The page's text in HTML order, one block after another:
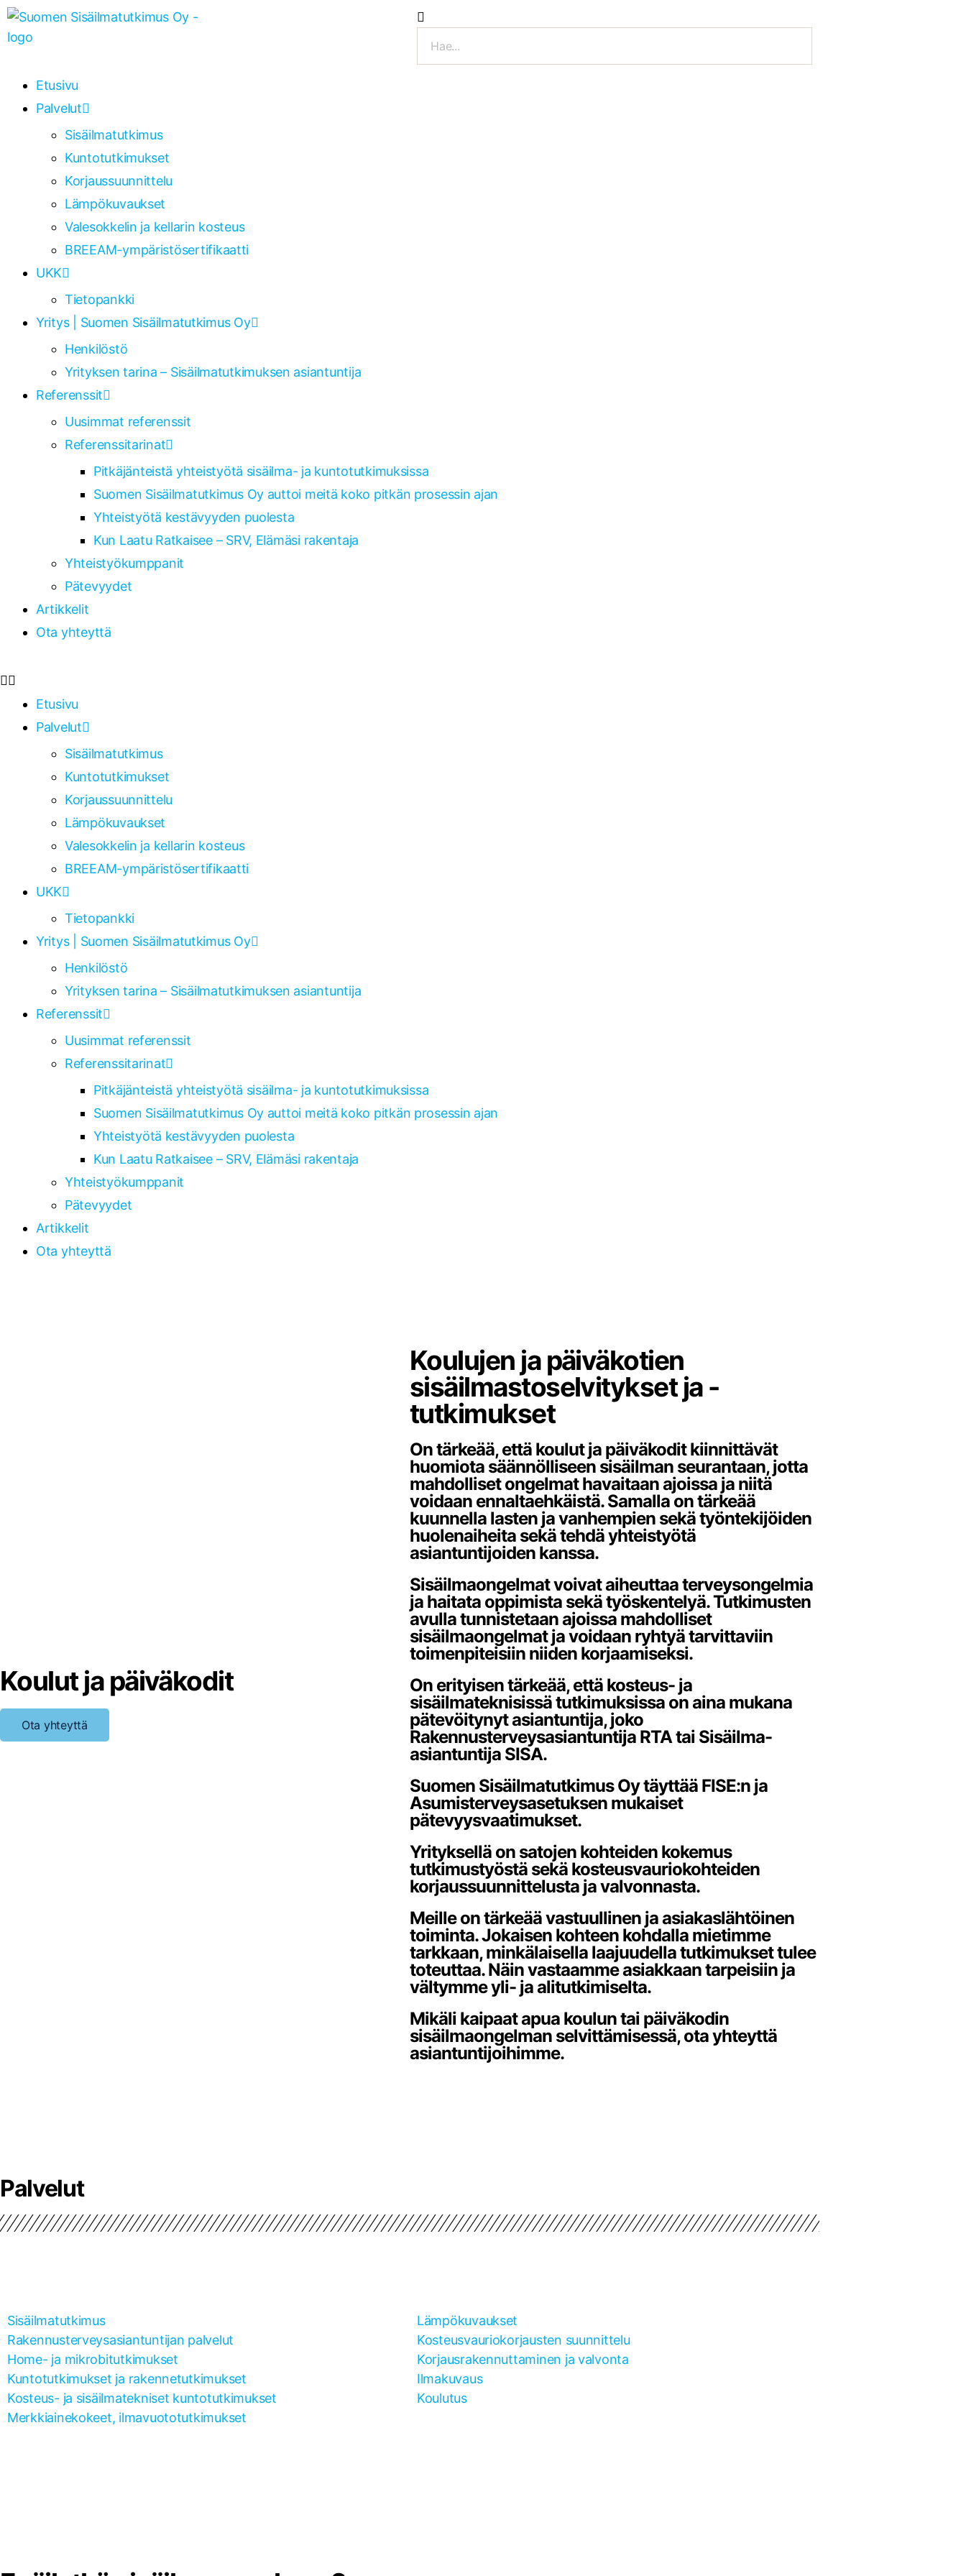
Etusivu
Palvelut
Sisäilmatutkimus
Kuntotutkimukset
Korjaussuunnittelu
Lämpökuvaukset
Valesokkelin ja kellarin kosteus
BREEAM-ympäristösertifikaatti
UKK
Tietopankki
Yritys | Suomen Sisäilmatutkimus Oy
Henkilöstö
Yrityksen tarina – Sisäilmatutkimuksen asiantuntija
Referenssit
Uusimmat referenssit
Referenssitarinat
Pitkäjänteistä yhteistyötä sisäilma- ja kuntotutkimuksissa
Suomen Sisäilmatutkimus Oy auttoi meitä koko pitkän prosessin ajan
Yhteistyötä kestävyyden puolesta
Kun Laatu Ratkaisee – SRV, Elämäsi rakentaja
Yhteistyökumppanit
Pätevyydet
Artikkelit
Ota yhteyttä
Etusivu
Palvelut
Sisäilmatutkimus
Kuntotutkimukset
Korjaussuunnittelu
Lämpökuvaukset
Valesokkelin ja kellarin kosteus
BREEAM-ympäristösertifikaatti
UKK
Tietopankki
Yritys | Suomen Sisäilmatutkimus Oy
Henkilöstö
Yrityksen tarina – Sisäilmatutkimuksen asiantuntija
Referenssit
Uusimmat referenssit
Referenssitarinat
Pitkäjänteistä yhteistyötä sisäilma- ja kuntotutkimuksissa
Suomen Sisäilmatutkimus Oy auttoi meitä koko pitkän prosessin ajan
Yhteistyötä kestävyyden puolesta
Kun Laatu Ratkaisee – SRV, Elämäsi rakentaja
Yhteistyökumppanit
Pätevyydet
Artikkelit
Ota yhteyttä
Koulut ja päiväkodit
Ota yhteyttä
Koulujen ja päiväkotien
sisäilmastoselvitykset ja -
tutkimukset
On tärkeää, että koulut ja päiväkodit kiinnittävät
huomiota säännölliseen sisäilman seurantaan, jotta
mahdolliset ongelmat havaitaan ajoissa ja niitä
voidaan ennaltaehkäistä. Samalla on tärkeää
kuunnella lasten ja vanhempien sekä työntekijöiden
huolenaiheita sekä tehdä yhteistyötä
asiantuntijoiden kanssa.
Sisäilmaongelmat voivat aiheuttaa terveysongelmia
ja haitata oppimista sekä työskentelyä. Tutkimusten
avulla tunnistetaan ajoissa mahdolliset
sisäilmaongelmat ja voidaan ryhtyä tarvittaviin
toimenpiteisiin niiden korjaamiseksi.
On erityisen tärkeää, että kosteus- ja
sisäilmateknisissä tutkimuksissa on aina mukana
pätevöitynyt asiantuntija, joko
Rakennusterveysasiantuntija RTA tai Sisäilma-
asiantuntija SISA.
Suomen Sisäilmatutkimus Oy täyttää FISE:n ja
Asumisterveysasetuksen mukaiset
pätevyysvaatimukset.
Yrityksellä on satojen kohteiden kokemus
tutkimustyöstä sekä kosteusvauriokohteiden
korjaussuunnittelusta ja valvonnasta.
Meille on tärkeää vastuullinen ja asiakaslähtöinen
toiminta. Jokaisen kohteen kohdalla mietimme
tarkkaan, minkälaisella laajuudella tutkimukset tulee
toteuttaa. Näin vastaamme asiakkaan tarpeisiin ja
vältymme yli- ja alitutkimiselta.
Mikäli kaipaat apua koulun tai päiväkodin
sisäilmaongelman selvittämisessä, ota yhteyttä
asiantuntijoihimme.
Palvelut
Sisäilmatutkimus
Rakennusterveysasiantuntijan palvelut
Home- ja mikrobitutkimukset
Kuntotutkimukset ja rakennetutkimukset
Kosteus- ja sisäilmatekniset kuntotutkimukset
Merkkiainekokeet, ilmavuototutkimukset
Lämpökuvaukset
Kosteusvauriokorjausten suunnittelu
Korjausrakennuttaminen ja valvonta
Ilmakuvaus
Koulutus